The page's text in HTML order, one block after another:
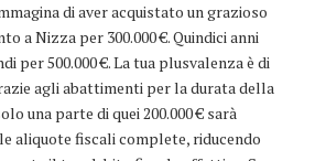
di aver acquistato un grazioso
a Nizza per 300.000 €. Quindici anni
per 500.000 €. La tua plusvalenza è di
agli abattimenti per la durata della
una parte di quei 200.000 € sarà
aliquote fiscali complete, riducendo